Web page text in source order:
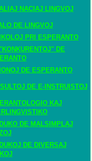
NACIAJ LINGVOJ
DE LINGVOJ
PRI ESPERANTO
DE
DE ESPERANTO
DE E-INSTRUISTOJ
KAJ
DE MALSIMPLAJ
DE DIVERSAJ